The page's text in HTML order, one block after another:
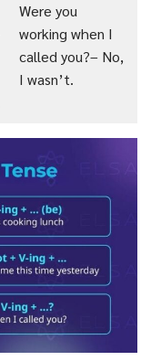
Were you
working when I
called you?– No,
I wasn’t.